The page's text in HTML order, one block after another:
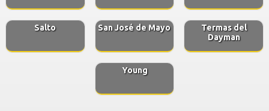
Salto San José de Mayo
Termas del
Dayman
Young